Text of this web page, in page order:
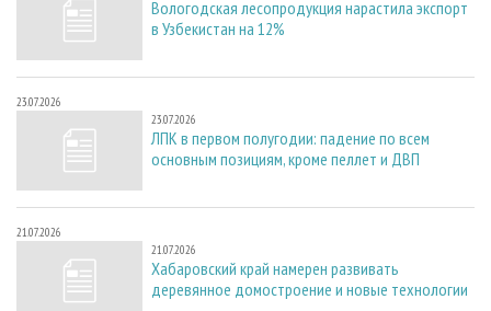
Вологодская лесопродукция нарастила экспорт
в Узбекистан на 12%
23.07.2026
23.07.2026
ЛПК в первом полугодии: падение по всем
основным позициям, кроме пеллет и ДВП
21.07.2026
21.07.2026
Хабаровский край намерен развивать
деревянное домостроение и новые технологии